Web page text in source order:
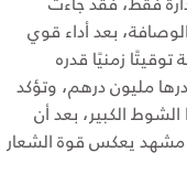
بعد أداء قوي
زمنيًا قدره
قدرها مليون درهم، وتؤكد
الكبير، بعد أن
مشهد يعكس قوة الشعار